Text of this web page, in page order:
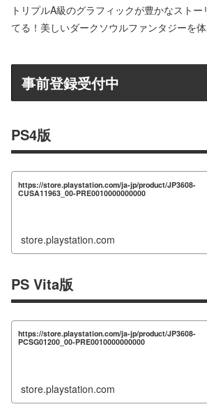
トリプルA級のグラフィックが豊かなスト
てる！美しいダークソウルファンタジーを体
事前登録受付中
PS4版
https://store.playstation.com/ja-jp/product/JP3608-
CUSA11963_00-PRE0010000000000
store.playstation.com
PS Vita版
https://store.playstation.com/ja-jp/product/JP3608-
PCSG01200_00-PRE0010000000000
store.playstation.com